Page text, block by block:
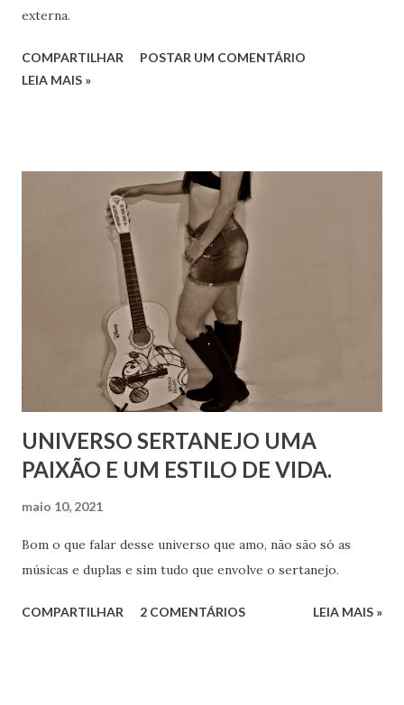
externa.
COMPARTILHAR
POSTAR UM COMENTÁRIO
LEIA MAIS »
UNIVERSO SERTANEJO UMA
PAIXÃO E UM ESTILO DE VIDA.
maio 10, 2021
Bom o que falar desse universo que amo, não são só as
músicas e duplas e sim tudo que envolve o sertanejo.
COMPARTILHAR 2 COMENTÁRIOS LEIA MAIS »